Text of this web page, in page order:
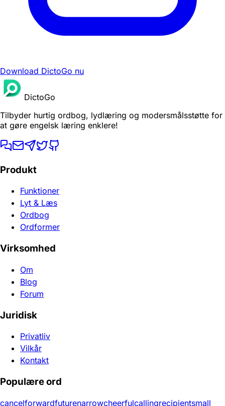
Download DictoGo nu
DictoGo
Tilbyder hurtig ordbog, lydlæring og modersmålsstøtte for
at gøre engelsk læring enklere!
Produkt
Funktioner
Lyt & Læs
Ordbog
Ordformer
Virksomhed
Om
Blog
Forum
Juridisk
Privatliv
Vilkår
Kontakt
Populære ord
cancelforwardfuturenarrowcheerfulcallingrecipientsmall